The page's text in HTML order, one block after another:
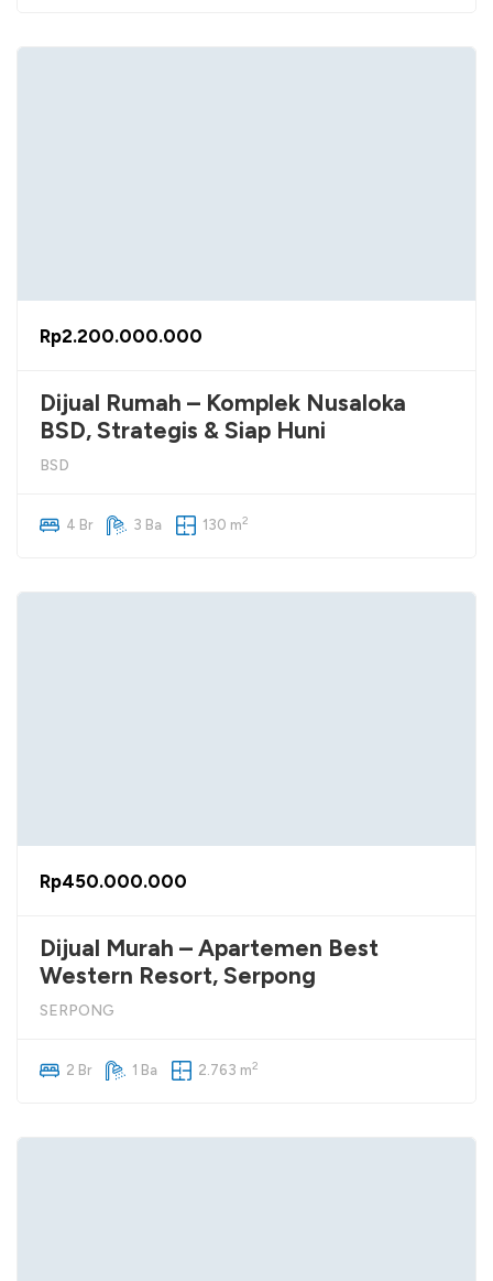
Rp2.200.000.000
Dijual Rumah – Komplek Nusaloka
BSD, Strategis & Siap Huni
BSD
4 Br 3 Ba 130 m2
Rp450.000.000
Dijual Murah – Apartemen Best
Western Resort, Serpong
SERPONG
2 Br 1 Ba 2.763 m2